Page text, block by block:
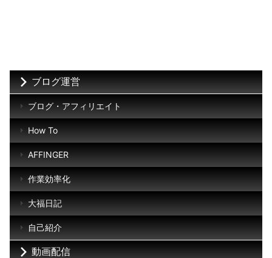
ブログ運営
ブログ・アフィリエイト
How To
AFFINGER
作業効率化
大福日記
自己紹介
動画配信